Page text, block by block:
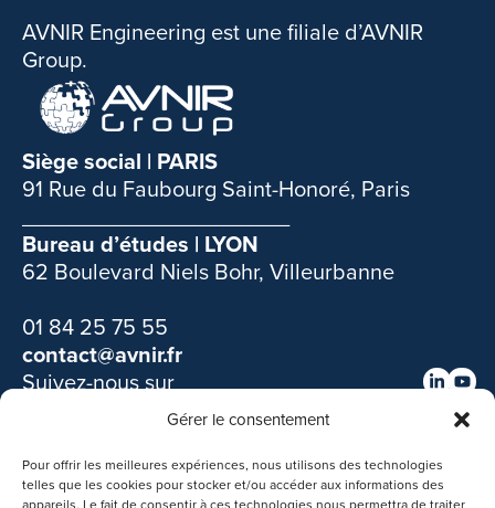
Gérer le consentement
Pour offrir les meilleures expériences, nous utilisons des technologies
telles que les cookies pour stocker et/ou accéder aux informations des
appareils. Le fait de consentir à ces technologies nous permettra de traiter
AVNIR Engineering est une filiale d’AVNIR
Group.​
Siège social | PARIS
91 Rue du Faubourg Saint-Honoré, Paris
Bureau d’études | LYON
62 Boulevard Niels Bohr, Villeurbanne
01 84 25 75 55
contact@avnir.fr
Suivez-nous sur
Découvrir nos autres filiales :